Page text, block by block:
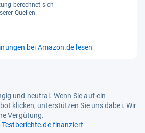
berechnet sich
Quellen.
bei Amazon.de lesen
und neutral. Wenn Sie auf ein
klicken, unterstützen Sie uns dabei. Wir
Vergütung.
Testberichte.de finanziert